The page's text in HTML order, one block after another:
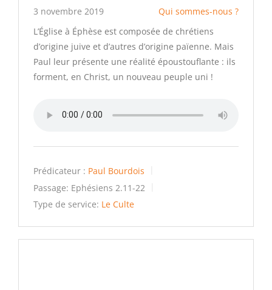
3 novembre 2019
Qui sommes-nous ?
L’Église à Éphèse est composée de chrétiens
d’origine juive et d’autres d’origine païenne. Mais
Paul leur présente une réalité époustouflante : ils
forment, en Christ, un nouveau peuple uni !
Prédicateur : Paul Bourdois
Passage: Ephésiens 2.11-22
Type de service: Le Culte